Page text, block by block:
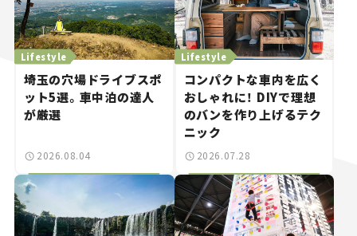
Lifestyle
埼玉の穴場ドライブスポ
ット5選。車中泊の達人
が厳選
2026.08.04
Lifestyle
コンパクトな車内を広く
おしゃれに！ DIYで理想
のバンを作り上げるテク
ニック
2026.07.28